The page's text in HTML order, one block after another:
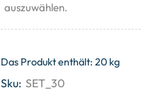
auszuwählen.
Das Produkt enthält: 20 kg
Sku: SET_30